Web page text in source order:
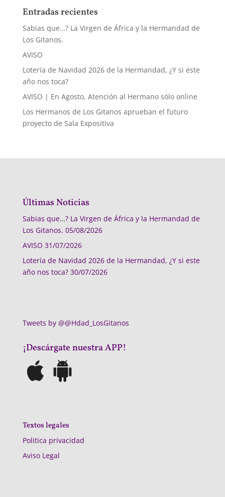
Entradas recientes
Sabias que…? La Virgen de África y la Hermandad de
Los Gitanos.
AVISO
Lotería de Navidad 2026 de la Hermandad, ¿Y si este
año nos toca?
AVISO | En Agosto, Atención al Hermano sólo online
Los Hermanos de Los Gitanos aprueban el futuro
proyecto de Sala Expositiva
Últimas Noticias
Sabias que…? La Virgen de África y la Hermandad de
Los Gitanos. 05/08/2026
AVISO 31/07/2026
Lotería de Navidad 2026 de la Hermandad, ¿Y si este
año nos toca? 30/07/2026
Tweets by @@Hdad_LosGitanos
¡Descárgate nuestra APP!
Textos legales
Politica privacidad
Aviso Legal